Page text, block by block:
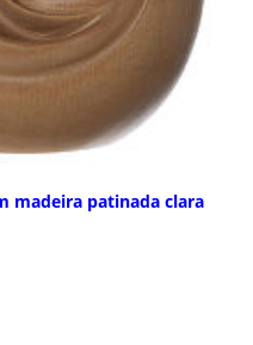
madeira patinada clara